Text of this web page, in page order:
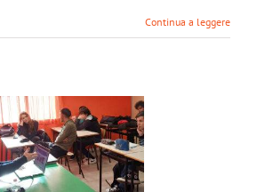
Continua a leggere